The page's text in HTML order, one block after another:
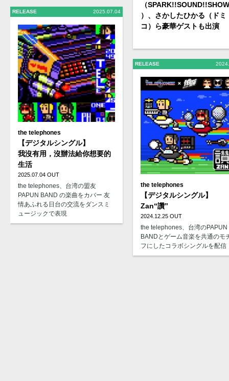
RELEASE 2025.07.04
the telephones
【デジタルシングル】
我沒有用，沒辦法給你想要的
生活
2025.07.04 OUT
the telephones、台湾の盟友
PAPUN BAND の楽曲をカバー 友
情あふれる日台の交流をダンスミ
ュージックで表現
（
）、さかしたひかる（ドミ
コ）ら豪華ゲストも出演
RELEASE
the telephones
【デジタルシングル】
Zan“讚”
2024.12.25 OUT
the telephones、台湾のPAPUN
BANDとゲーム音楽を共通のモ
フにしたコラボシングルを配信